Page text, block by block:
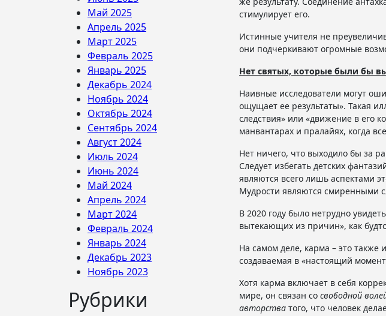
Май 2025
Апрель 2025
Март 2025
Февраль 2025
Январь 2025
Декабрь 2024
Ноябрь 2024
Октябрь 2024
Сентябрь 2024
Август 2024
Июль 2024
Июнь 2024
Май 2024
Апрель 2024
Март 2024
Февраль 2024
Январь 2024
Декабрь 2023
Ноябрь 2023
Рубрики
стимулирует его.
Истинные учителя не
они подчеркивают огромные
Нет святых, которые были бы
Наивные исследователи могут
ощущает ее результаты». Такая
следствия» или «движение в его
манвантарах и пралайях, когда
Нет ничего, что выходило бы за
Следует избегать детских
являются всего лишь аспектами
Мудрости являются смиренными
В 2020 году было нетрудно
вытекающих из причин», как
На самом деле, карма – это
создаваемая в «настоящий
Хотя карма включает в себя
мире, он связан со свободной
авторства того, что человек